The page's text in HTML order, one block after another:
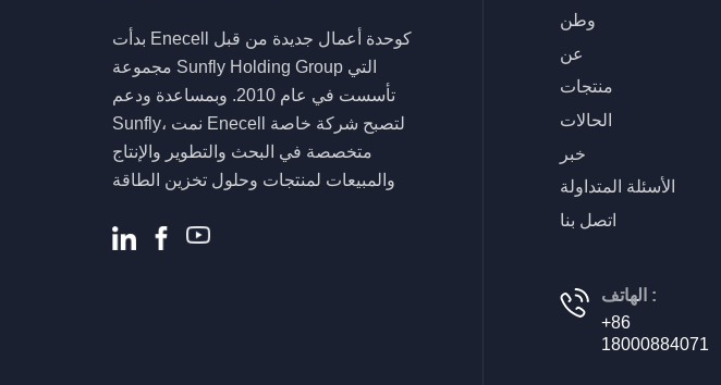
الكفاءة لنظام الطاقة
المنزلية
بدأت Enecell كوحدة أعمال جديدة من قبل
مجموعة Sunfly Holding Group التي
تأسست في عام 2010. وبمساعدة ودعم
Sunfly، نمت Enecell لتصبح شركة خاصة
متخصصة في البحث والتطوير والإنتاج
والمبيعات لمنتجات وحلول تخزين الطاقة
وطن
عن
منتجات
الحالات
خبر
الأسئلة المتداولة
اتصل بنا
الهاتف :
+86
18000884071